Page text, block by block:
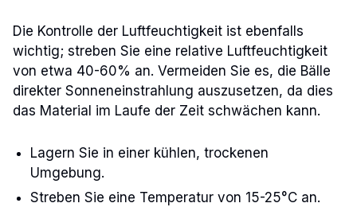
Die Kontrolle der Luftfeuchtigkeit ist ebenfalls
wichtig; streben Sie eine relative Luftfeuchtigkeit
von etwa 40-60% an. Vermeiden Sie es, die Bälle
direkter Sonneneinstrahlung auszusetzen, da dies
das Material im Laufe der Zeit schwächen kann.
Lagern Sie in einer kühlen, trockenen
Umgebung.
Streben Sie eine Temperatur von 15-25°C an.